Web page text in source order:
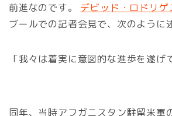
前進なのです。 デビッド・ロドリゲ
ブールでの記者会見で、次のように
「我々は着実に意図的な進歩を遂げ
同年、当時アフガニスタン駐留米軍